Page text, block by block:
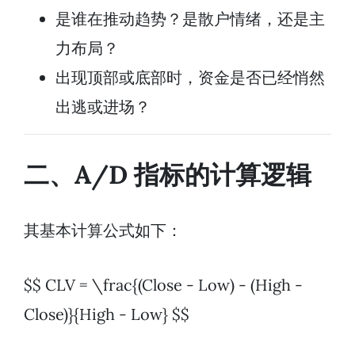
是谁在推动趋势？是散户情绪，还是主
力布局？
出现顶部或底部时，资金是否已经悄然
出逃或进场？
二、A/D 指标的计算逻辑
其基本计算公式如下：
$$ CLV = \frac{(Close - Low) - (High -
Close)}{High - Low} $$